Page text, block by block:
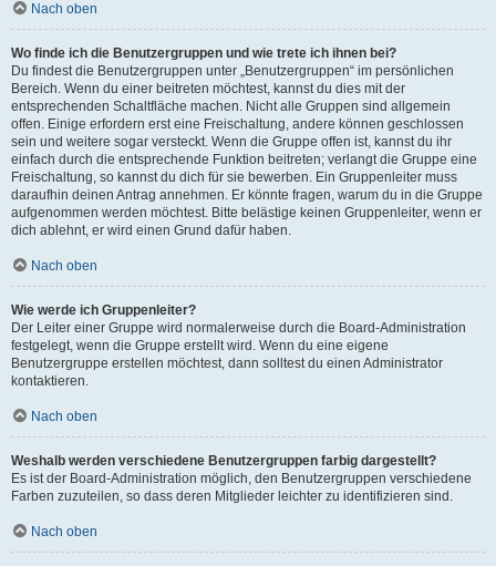
Nach oben
Wo finde ich die Benutzergruppen und wie trete ich ihnen bei?
Du findest die Benutzergruppen unter „Benutzergruppen“ im persönlichen
Bereich. Wenn du einer beitreten möchtest, kannst du dies mit der
entsprechenden Schaltfläche machen. Nicht alle Gruppen sind allgemein
offen. Einige erfordern erst eine Freischaltung, andere können geschlossen
sein und weitere sogar versteckt. Wenn die Gruppe offen ist, kannst du ihr
einfach durch die entsprechende Funktion beitreten; verlangt die Gruppe eine
Freischaltung, so kannst du dich für sie bewerben. Ein Gruppenleiter muss
daraufhin deinen Antrag annehmen. Er könnte fragen, warum du in die Gruppe
aufgenommen werden möchtest. Bitte belästige keinen Gruppenleiter, wenn er
dich ablehnt, er wird einen Grund dafür haben.
Nach oben
Wie werde ich Gruppenleiter?
Der Leiter einer Gruppe wird normalerweise durch die Board-Administration
festgelegt, wenn die Gruppe erstellt wird. Wenn du eine eigene
Benutzergruppe erstellen möchtest, dann solltest du einen Administrator
kontaktieren.
Nach oben
Weshalb werden verschiedene Benutzergruppen farbig dargestellt?
Es ist der Board-Administration möglich, den Benutzergruppen verschiedene
Farben zuzuteilen, so dass deren Mitglieder leichter zu identifizieren sind.
Nach oben